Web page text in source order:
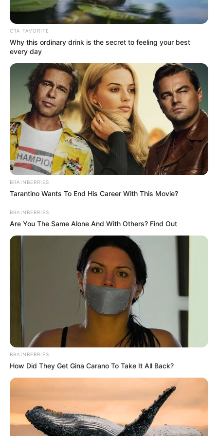
Старший учасник групи — 64-річний координатор —
узагальнював зібрану інформацію, готував звіти та
передавав їх куратору з російської спецслужби через
зашифровані канали зв’язку. Саме він забезпечував
комунікацію з ворогом і контролював дії виконавця.
Що знайшли під час обшуків
Під час санкціонованих обшуків правоохоронці
вилучили електронні носії, мобільні телефони та інші
цифрові докази, які підтверджують розвідувально-
підривну діяльність затриманих. На пристроях
зафіксовано матеріали з місць ударів, переписку з
кураторами та інструкції щодо збору інформації.
Кваліфікація злочину і покарання
CTA FAVORITE
Why this ordinary drink is the secret to feeling your best
every day
BRAINBERRIES
Tarantino Wants To End His Career With This Movie?
BRAINBERRIES
Are You The Same Alone And With Others? Find Out
BRAINBERRIES
How Did They Get Gina Carano To Take It All Back?